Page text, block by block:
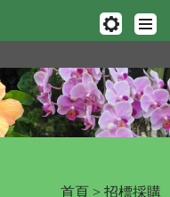
首頁 > 招標採購